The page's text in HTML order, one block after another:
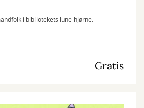
i bibliotekets lune hjørne.
Gratis